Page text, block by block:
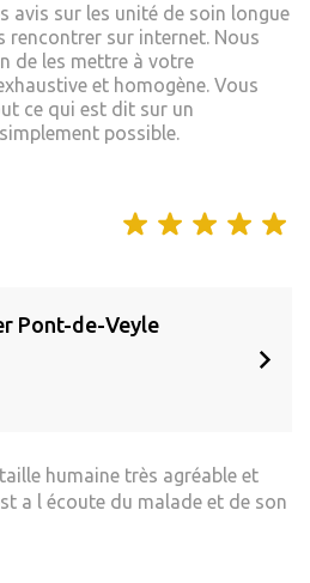
avis sur les unité de soin longue
rencontrer sur internet. Nous
de les mettre à votre
et homogène. Vous
ce qui est dit sur un
possible.
Pont-de-Veyle
humaine très agréable et
a l écoute du malade et de son